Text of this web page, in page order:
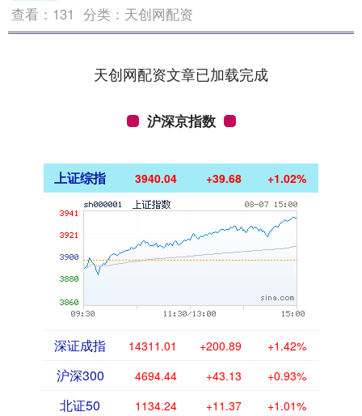
查看： 131 分类： 天创网配资
天创网配资文章已加载完成
沪深京指数
上证综指 3940.04 +39.68 +1.02%
深证成指 14311.01 +200.89 +1.42%
沪深300 4694.44 +43.13 +0.93%
北证50 1134.24 +11.37 +1.01%